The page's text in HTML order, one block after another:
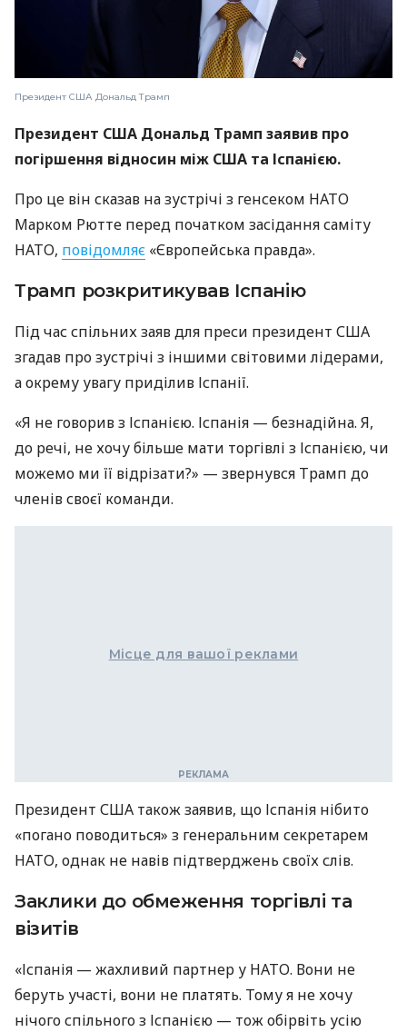
Президент США Дональд Трамп
Президент США Дональд Трамп заявив про
погіршення відносин між США та Іспанією.
Про це він сказав на зустрічі з генсеком НАТО
Марком Рютте перед початком засідання саміту
НАТО, повідомляє «Європейська правда».
Трамп розкритикував Іспанію
Під час спільних заяв для преси президент США
згадав про зустрічі з іншими світовими лідерами,
а окрему увагу приділив Іспанії.
«Я не говорив з Іспанією. Іспанія — безнадійна. Я,
до речі, не хочу більше мати торгівлі з Іспанією, чи
можемо ми її відрізати?» — звернувся Трамп до
членів своєї команди.
Місце для вашої реклами
Президент США також заявив, що Іспанія нібито
«погано поводиться» з генеральним секретарем
НАТО, однак не навів підтверджень своїх слів.
Заклики до обмеження торгівлі та
візитів
«Іспанія — жахливий партнер у НАТО. Вони не
беруть участі, вони не платять. Тому я не хочу
нічого спільного з Іспанією — тож обірвіть усію